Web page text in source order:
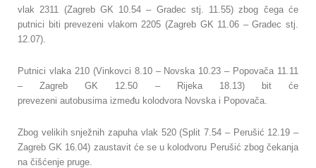
vlak 2311 (Zagreb GK 10.54 – Gradec stj. 11.55) zbog čega će
putnici biti prevezeni vlakom 2205 (Zagreb GK 11.06 – Gradec stj.
12.07).
Putnici vlaka 210 (Vinkovci 8.10 – Novska 10.23 – Popovača 11.11
– Zagreb GK 12.50 – Rijeka 18.13) bit će
prevezeni autobusima između kolodvora Novska i Popovača.
Zbog velikih snježnih zapuha vlak 520 (Split 7.54 – Perušić 12.19 –
Zagreb GK 16.04) zaustavit će se u kolodvoru Perušić zbog čekanja
na čišćenje pruge.